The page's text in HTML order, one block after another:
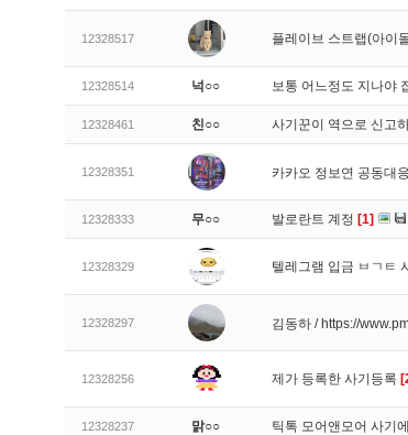
12328517 플레이브 스트랩(아이
12328514 넉○○ 보통 어느정도 지나야
12328461 친○○ 사기꾼이 역으로 신고
12328351 카카오 정보연 공동대
12328333 무○○ 발로란트 계정 [1]
12328329 텔레그램 입금 ㅂㄱㅌ
12328297 김동하 / https://
12328256 제가 등록한 사기등록
12328237 맑○○ 틱톡 모어앤모어 사기